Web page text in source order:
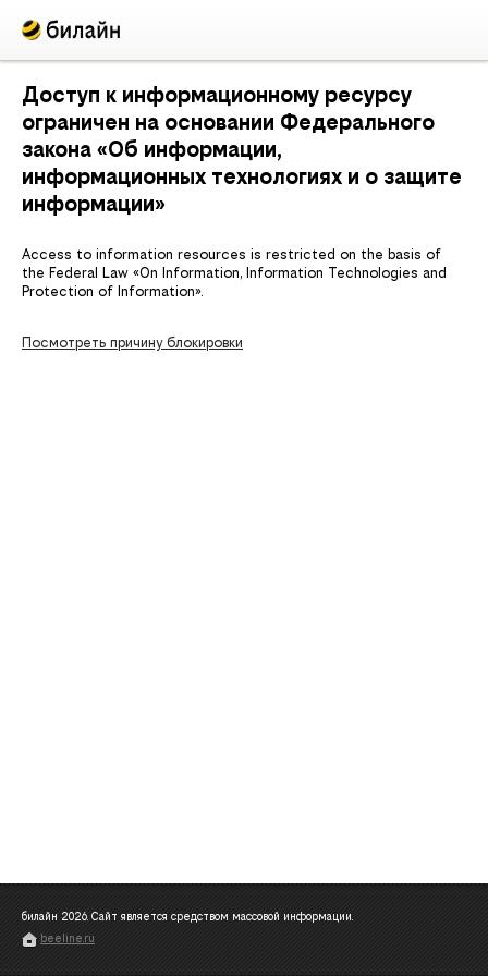
Доступ к информационному ресурсу
ограничен на основании Федерального
закона «Об информации,
информационных технологиях и о защите
информации»
Access to information resources is restricted on the basis of
the Federal Law «On Information, Information Technologies and
Protection of Information».
Посмотреть причину блокировки
билайн 2026. Сайт является средством массовой информации.
beeline.ru